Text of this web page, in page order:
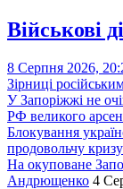
Військові
8 Серпня 2026,
Зірниці
У Запоріжжі не
РФ великого
Блокування
продовольчу кризу
На окуповане
Андрющенко 4